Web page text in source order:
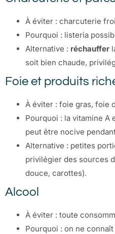
À éviter : charcuterie
Pourquoi : listeria
Alternative : réchauffer
soit bien chaude,
Foie et produits
À éviter : foie gras, foie
Pourquoi : la vitamine A
peut être nocive
Alternative : petites
privilégier des sources
douce, carottes).
Alcool
À éviter : toute
Pourquoi : on ne